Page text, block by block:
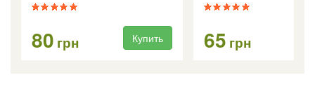
80 грн Купить 65 грн